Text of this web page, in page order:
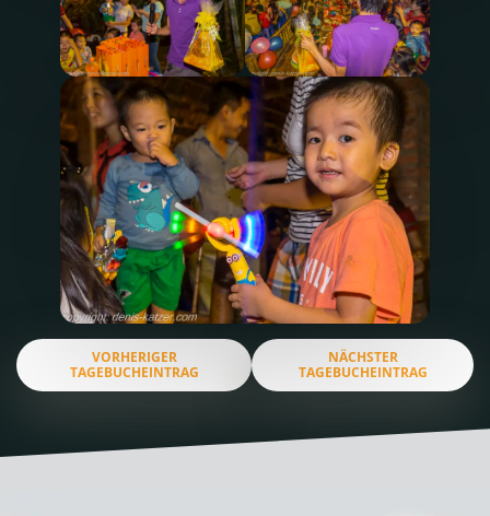
VORHERIGER
TAGEBUCHEINTRAG
NÄCHSTER
TAGEBUCHEINTRAG